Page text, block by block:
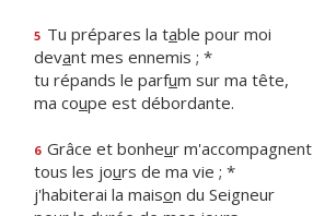
5 Tu prépares la table pour moi
devant mes ennemis ; *
tu répands le parfum sur ma tête,
ma coupe est débordante.
6 Grâce et bonheur m'accompagnent
tous les jours de ma vie ; *
j'habiterai la maison du Seigneur